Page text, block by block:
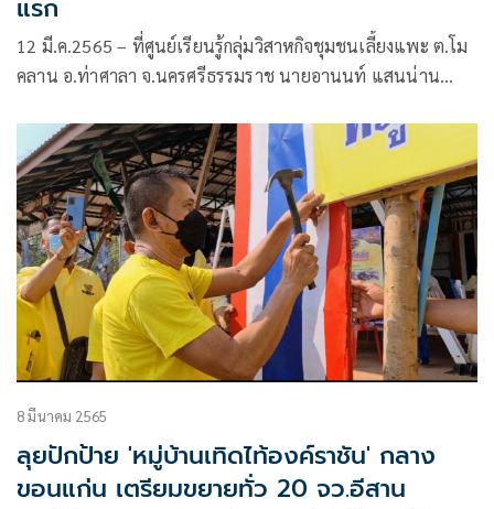
แรก
12 มี.ค.2565 – ที่ศูนย์เรียนรู้กลุ่มวิสาหกิจชุมชนเลี้ยงแพะ ต.โม
คลาน อ.ท่าศาลา จ.นครศรีธรรมราช นายอานนท์ แสนน่าน
นาโล รองประธานหมู่บ้าน
8 มีนาคม 2565
ลุยปักป้าย 'หมู่บ้านเทิดไท้องค์ราชัน' กลาง
ขอนแก่น เตรียมขยายทั่ว 20 จว.อีสาน